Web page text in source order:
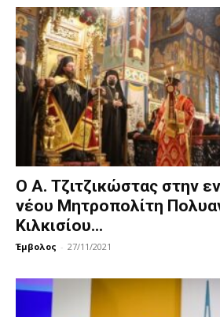
Ο Α. Τζιτζικώστας στην
νέου Μητροπολίτη
Κιλκισίου...
Έμβολος - 27/11/2021